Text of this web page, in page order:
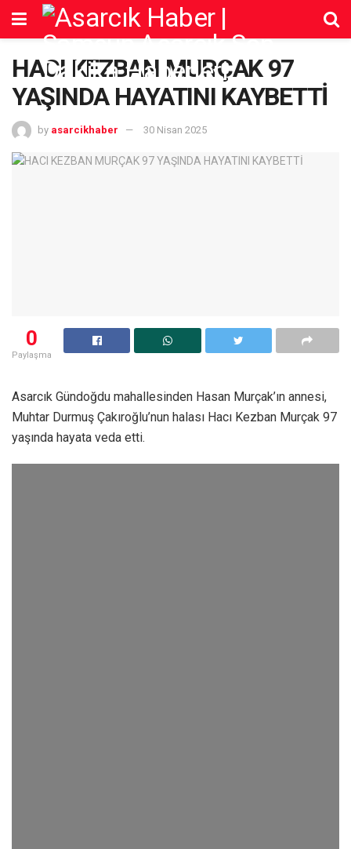
HACI KEZBAN MURÇAK 97
YAŞINDA HAYATINI KAYBETTİ
by asarcikhaber 30 Nisan 2025
0
Paylaşma
Asarcık Gündoğdu mahallesinden Hasan Murçak’ın annesi,
Muhtar Durmuş Çakıroğlu’nun halası Hacı Kezban Murçak 97
yaşında hayata veda etti.